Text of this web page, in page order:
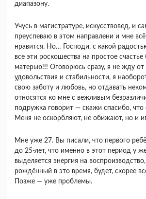
диапазону.
Учусь в магистратуре, искусствовед, и
преуспеваю в этом направлени и мне
нравится. Но… Господи, с какой
все эти роскошества на простое
матерью!!! Оговорюсь сразу, я не жду
удовольствия и стабильности, я
свою заботу и любовь, но отдавать
относятся ко мне с вежливым
подружка говорит — скажи спасибо, что
Меня не оскорбляют, не обижают, но и
Мне уже 27. Вы писали, что первого
до 25-лет, что именно в этот период у
выделяется энергия на
рождённый в это время, будет, скорее
Позже — уже проблемы.